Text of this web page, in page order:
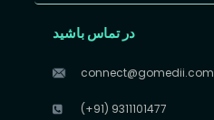
در تماس باشید
connect@gomedii.com
(+91) 9311101477